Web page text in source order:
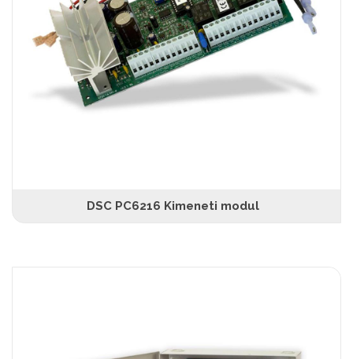
DSC PC6216 Kimeneti modul